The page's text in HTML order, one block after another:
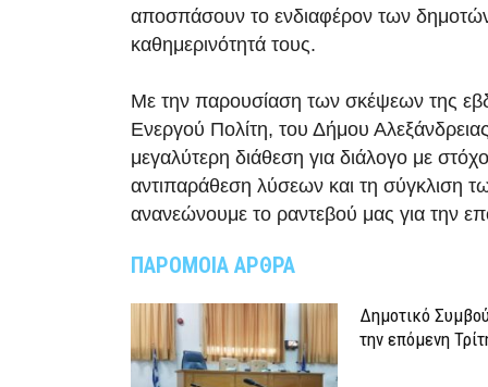
αποσπάσουν το ενδιαφέρον των
καθημερινότητά τους.
Με την παρουσίαση των σκέψεων της
Ενεργού Πολίτη, του Δήμου
μεγαλύτερη διάθεση για διάλογο με
αντιπαράθεση λύσεων και τη σύγκλιση
ανανεώνουμε το ραντεβού μας για την
ΠΑΡΟΜΟΙΑ ΑΡΘΡΑ
Δημοτικό
την επόμενη